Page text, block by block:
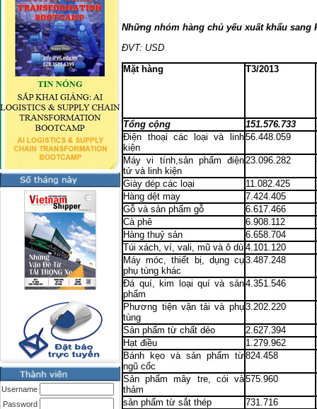
Username
Password
Những nhóm hàng chủ yếu xuất khẩu sang
ĐVT: USD
Mặt hàng T3/2013
Tổng cộng 151.576.733
Điện thoại các loại và linh
kiện
56.448.059
Máy vi tính,sản phẩm điện
tử và linh kiện
23.096.282
Giày dép các loại 11.082.425
Hàng dệt may
7.424.405
Gỗ và sản phẩm gỗ
6.617.466
Cà phê
6.908.112
Hàng thuỷ sản
6.658.704
Túi xách, ví, vali, mũ và ô dù 4.101.120
Máy móc, thiết bị, dụng cụ
phụ tùng khác
3.487.248
Đá quí, kim loại quí và sản
phẩm
4.351.546
Phương tiện vận tải và phụ
tùng
3.202.220
Sản phẩm từ chất dẻo 2.627.394
Hạt điều
1.279.962
Bánh kẹo và sản phẩm từ
ngũ cốc
824.458
Sản phẩm mây tre, cói và
thảm
575.960
sản phẩm từ sắt thép 731.716